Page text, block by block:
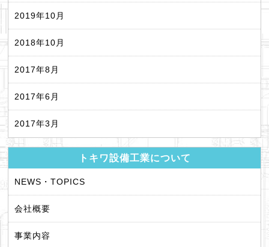
2019年10月
2018年10月
2017年8月
2017年6月
2017年3月
トキワ設備工業について
NEWS・TOPICS
会社概要
事業内容